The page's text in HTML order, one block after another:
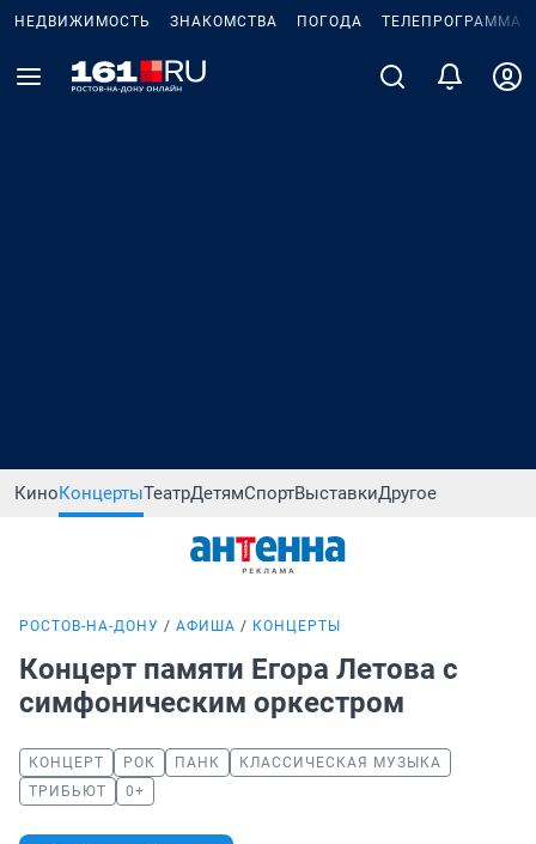
НЕДВИЖИМОСТЬ ЗНАКОМСТВА ПОГОДА ТЕЛЕПРОГРАММА
КиноКонцертыТеатрДетямСпортВыставкиДругое
РОСТОВ-НА-ДОНУ АФИША КОНЦЕРТЫ
Концерт памяти Егора Летова с
симфоническим оркестром
КОНЦЕРТ РОК ПАНК
КЛАССИЧЕСКАЯ МУЗЫКА
ТРИБЬЮТ
0+